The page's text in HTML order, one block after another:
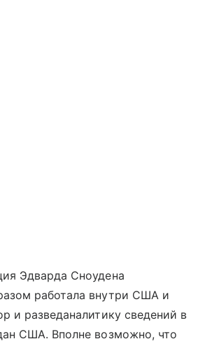
Эдварда Сноудена
работала внутри США и
и разведаналитику сведений в
США. Вполне возможно, что